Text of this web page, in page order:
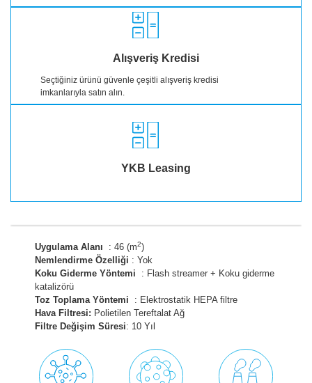
Alışveriş Kredisi
Seçtiğiniz ürünü güvenle çeşitli alışveriş kredisi
imkanlarıyla satın alın.
YKB Leasing
Uygulama Alanı : 46 (m2)
Nemlendirme Özelliği : Yok
Koku Giderme Yöntemi
: Flash streamer + Koku giderme
katalizörü
Toz Toplama Yöntemi
: Elektrostatik HEPA filtre
Hava Filtresi: Polietilen Tereftalat Ağ
Filtre Değişim Süresi: 10 Yıl